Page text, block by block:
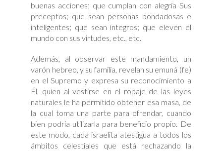
buenas acciones; que cumplan con alegría Sus
preceptos; que sean personas bondadosas e
inteligentes; que sean íntegros; que eleven el
mundo con sus virtudes, etc., etc.
Además, al observar este mandamiento, un
varón hebreo, y su familia, revelan su emuná (fe)
en el Supremo y expresa su reconocimiento a
Él, quien al vestirse en el ropaje de las leyes
naturales le ha permitido obtener esa masa, de
la cual toma una parte para ofrendar, cuando
bien podría utilizarla para beneficio propio. De
este modo, cada israelita atestigua a todos los
ámbitos celestiales que está rechazando la